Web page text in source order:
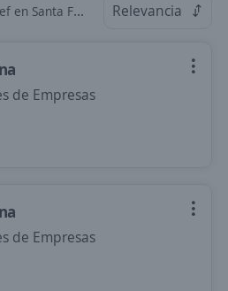
Fe, Santa Fe Relevancia
de Empresas
de Empresas